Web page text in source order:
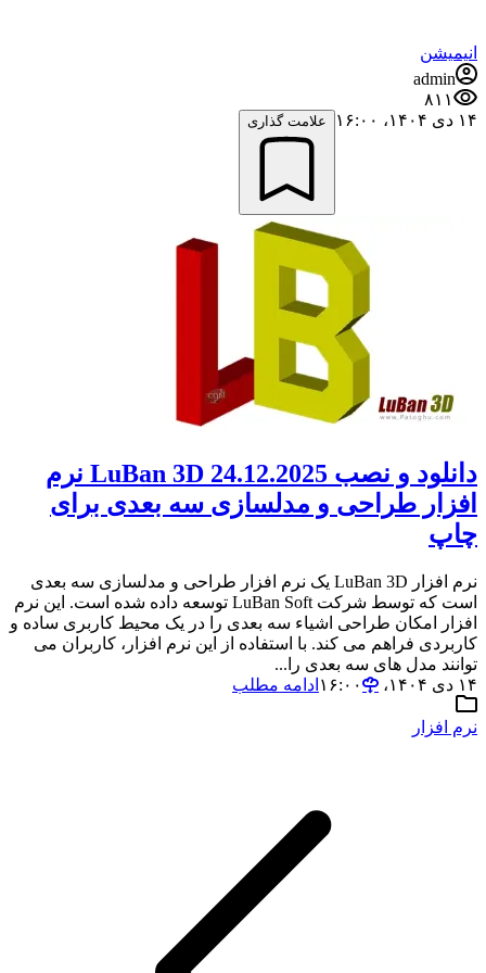
انیمیشن
admin
۸۱۱
۱۴ دی ۱۴۰۴،‏ ۱۶:۰۰
علامت گذاری
دانلود و نصب LuBan 3D 24.12.2025 نرم
افزار طراحی و مدلسازی سه بعدی برای
چاپ
نرم افزار LuBan 3D یک نرم افزار طراحی و مدلسازی سه بعدی
است که توسط شرکت LuBan Soft توسعه داده شده است. این نرم
افزار امکان طراحی اشیاء سه بعدی را در یک محیط کاربری ساده و
کاربردی فراهم می کند. با استفاده از این نرم افزار، کاربران می
توانند مدل های سه بعدی را...
۱۴ دی ۱۴۰۴،‏ ۱۶:۰۰
ادامه مطلب
نرم افزار